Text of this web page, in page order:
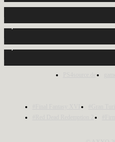
440 Follower
2,040 Follower
1,150 Abonnenten